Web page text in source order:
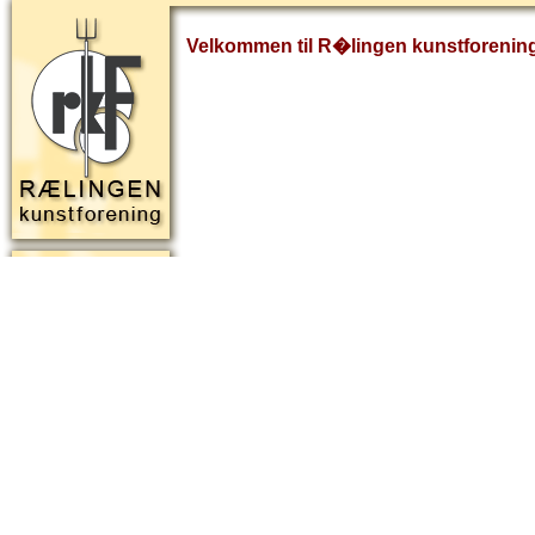
Velkommen til R�lingen